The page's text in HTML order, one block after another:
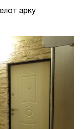
арку